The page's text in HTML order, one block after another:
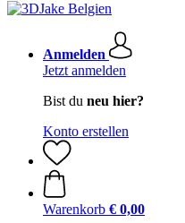
Anmelden
Jetzt anmelden
Bist du neu hier?
Konto erstellen
Warenkorb € 0,00